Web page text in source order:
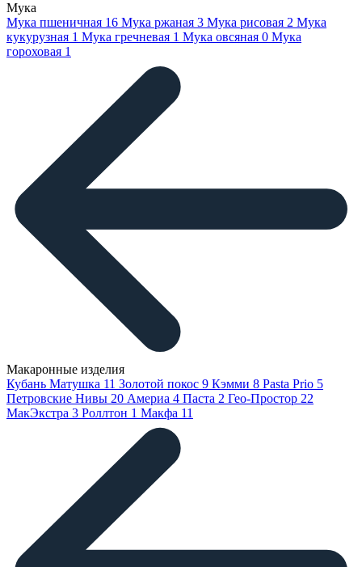
Мука
Мука пшеничная 16 Мука ржаная 3 Мука рисовая 2 Мука
кукурузная 1 Мука гречневая 1 Мука овсяная 0 Мука
гороховая 1
Макаронные изделия
Кубань Матушка 11 Золотой покос 9 Кэмми 8 Pasta Prio 5
Петровские Нивы 20 Америа 4 Паста 2 Гео-Простор 22
МакЭкстра 3 Роллтон 1 Макфа 11